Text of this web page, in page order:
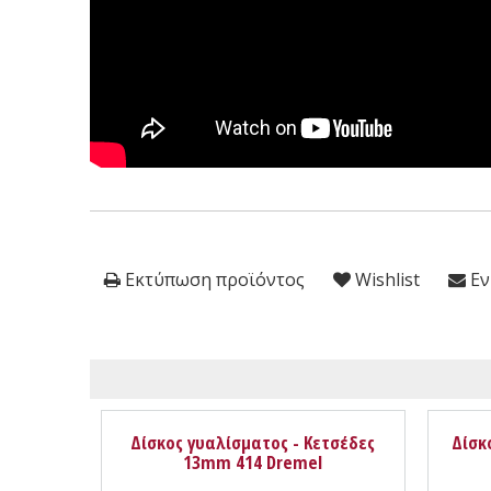
Εκτύπωση προϊόντος Wishlist
Δίσκος γυαλίσματος - Κετσέδες
13mm 414 Dremel